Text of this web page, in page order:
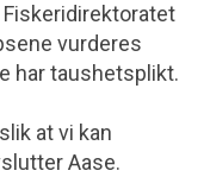
vurderes
har taushetsplikt.
at vi kan
Aase.